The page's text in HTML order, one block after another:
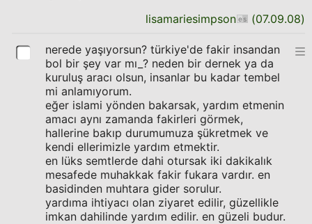
lisamariesimpson (07.09.08)
nerede yaşıyorsun? türkiye'de fakir insandan
bol bir şey var mı_? neden bir dernek ya da
kuruluş aracı olsun, insanlar bu kadar tembel
mi anlamıyorum.
eğer islami yönden bakarsak, yardım etmenin
amacı aynı zamanda fakirleri görmek,
hallerine bakıp durumumuza şükretmek ve
kendi ellerimizle yardım etmektir.
en lüks semtlerde dahi otursak iki dakikalık
mesafede muhakkak fakir fukara vardır. en
basidinden muhtara gider sorulur.
yardıma ihtiyacı olan ziyaret edilir, güzellikle
imkan dahilinde yardım edilir. en güzeli budur.